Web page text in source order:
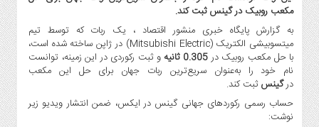
آپ
و
فن
آوری
بانک
،
بیمه
و
مکعب روبیک در گینس ثبت کند.
به گزارش پایگاه خبری منشور اقتصاد ، یک ربات که توسط تیم
میتسوبیشی الکتریک (Mitsubishi Electric) در ژاپن ساخته شده است،
با حل مکعب روبیک در0.305 ثانیه
و ثبت رکوردی در این زمینه، توانست
نام خود را به‌عنوان سریع‌ترین ربات جهان برای حل این مکعب
درگینسثبت کند.
حساب رسمی رکوردهای جهانی گینس در ایکس، ضمن انتشار ویدیو زیر
نوشت: